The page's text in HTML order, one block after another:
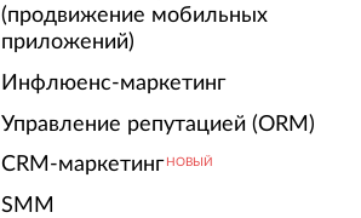
(продвижение мобильных
приложений)
Инфлюенс-маркетинг
Управление репутацией (ORM)
CRM-маркетинг НОВЫЙ
SMM